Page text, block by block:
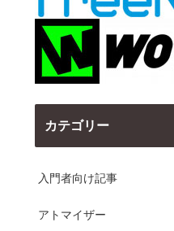
カテゴリー
入門者向け記事
アトマイザー